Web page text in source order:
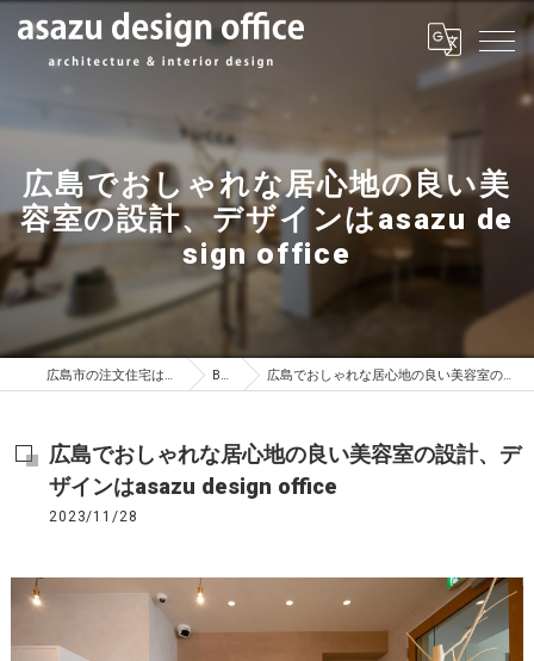
広島でおしゃれな居心地の良い美
容室の設計、デザインはasazu de
sign office
広島市の注文住宅はasazu design office BLOG 広島でおしゃれな居心地の良い美容室の設計、デザインはasazu design office
広島でおしゃれな居心地の良い美容室の設計、デ
ザインはasazu design office
2023/11/28